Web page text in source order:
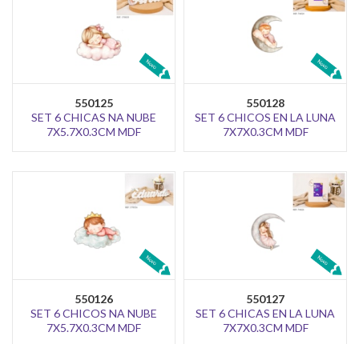
550125
SET 6 CHICAS NA NUBE
7X5.7X0.3CM MDF
550128
SET 6 CHICOS EN LA LUNA
7X7X0.3CM MDF
550126
SET 6 CHICOS NA NUBE
7X5.7X0.3CM MDF
550127
SET 6 CHICAS EN LA LUNA
7X7X0.3CM MDF